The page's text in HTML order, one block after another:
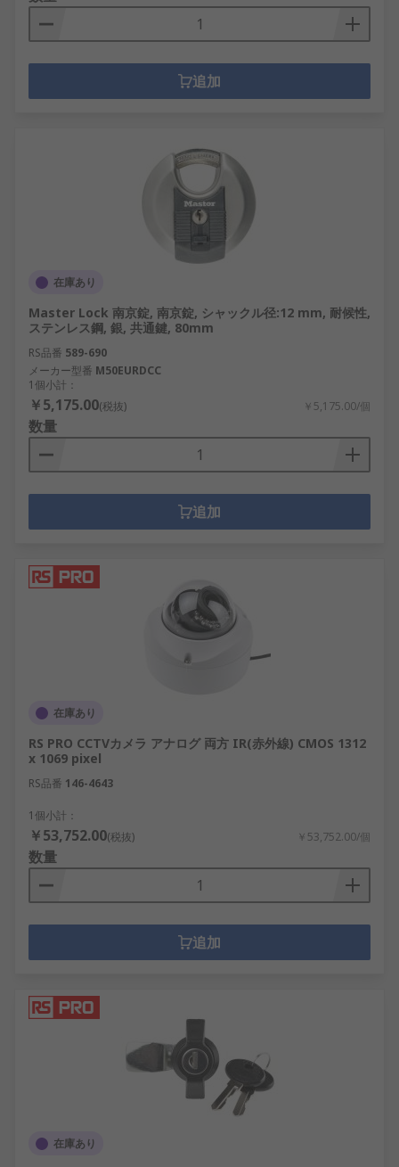
追加
在庫あり
Master Lock 南京錠, 南京錠, シャックル径:12 mm, 耐候性,
ステンレス鋼, 銀, 共通鍵, 80mm
RS品番 589-690
メーカー型番 M50EURDCC
1個小計：
￥5,175.00(税抜) ￥5,175.00/個
数量
追加
在庫あり
RS PRO CCTVカメラ アナログ 両方 IR(赤外線) CMOS 1312
x 1069 pixel
RS品番 146-4643
1個小計：
￥53,752.00(税抜) ￥53,752.00/個
数量
追加
在庫あり